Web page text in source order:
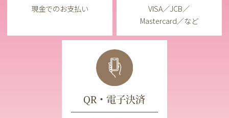
現金でのお支払い
VISA／JCB／
Mastercard／など
QR・電子決済